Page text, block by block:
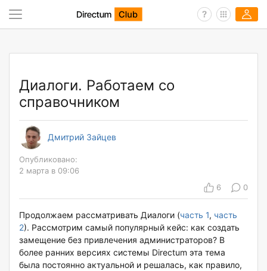
Диалоги. Работаем со
справочником
Дмитрий Зайцев
Опубликовано:
2 марта в 09:06
6
0
Продолжаем рассматривать Диалоги (часть 1, часть
2). Рассмотрим самый популярный кейс: как создать
замещение без привлечения администраторов? В
более ранних версиях системы Directum эта тема
была постоянно актуальной и решалась, как правило,